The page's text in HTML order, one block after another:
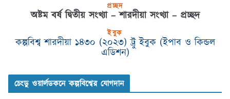
প্রচ্ছদ
অষ্টম বর্ষ দ্বিতীয় সংখ্যা – শারদীয়া সংখ্যা – প্রচ্ছদ
ইবুক
কল্পবিশ্ব শারদীয়া ১৪৩০ (২০২৩) ট্রু ইবুক (ইপাব ও কিন্ডল
এডিশন)
চেংডু ওয়ার্লডকনে কল্পবিশ্বের যোগদান